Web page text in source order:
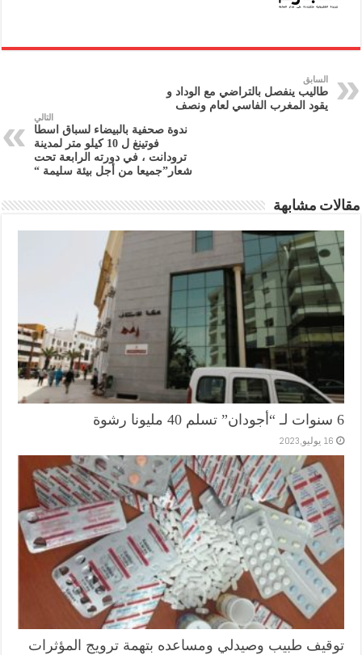
السابق
طاليب ينفصل بالتراضي مع الوداد و
يقود المغرب الفاسي لعام ونصف
التالي
ندوة صحفية بالبيضاء لسباق اسطا
فوتينغ ل 10 كيلو متر لمدينة
ترودانت ، في دورته الرابعة تحت
شعار”جميعا من أجل بيئة سليمة “
مقالات مشابهة
6 سنوات لـ “أجودان” تسلم 40 مليونا رشوة
16 يوليو,2023
توقيف طبيب وصيدلي ومساعده بتهمة ترويج المؤثرات